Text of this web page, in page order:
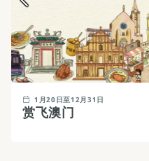
1月20日至12月31日
赏飞澳门